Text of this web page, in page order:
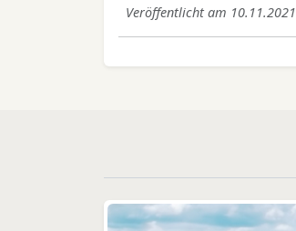
Veröffentlicht am 10.11.2021